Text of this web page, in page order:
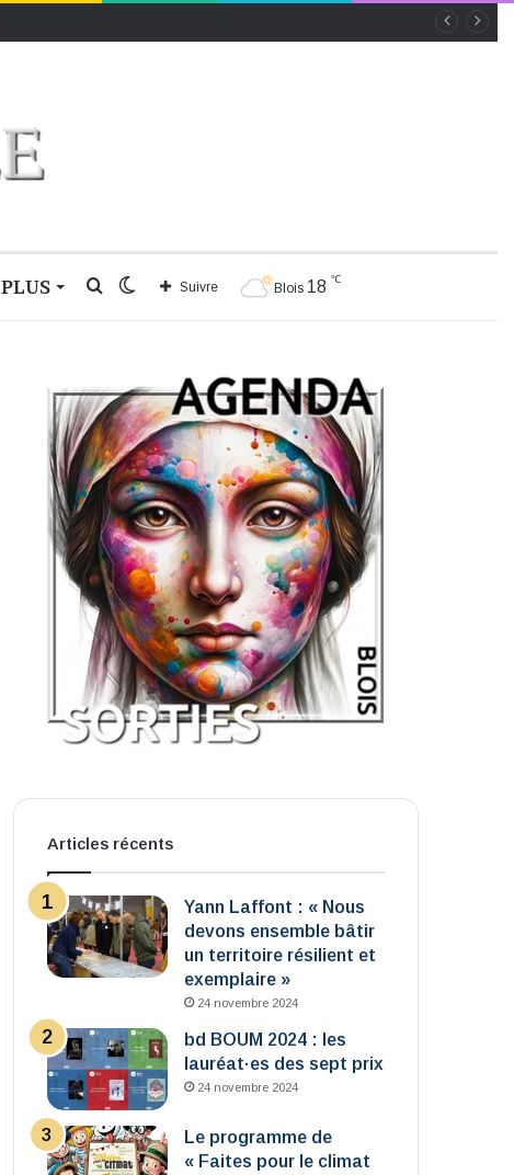
PLUS Blois 18 ℃
Suivre
Switch
Rechercher
Articles récents
Yann Laffont : « Nous
devons ensemble bâtir
un territoire résilient et
exemplaire »
24 novembre 2024
bd BOUM 2024 : les
lauréat·es des sept prix
24 novembre 2024
Le programme de
« Faites pour le climat